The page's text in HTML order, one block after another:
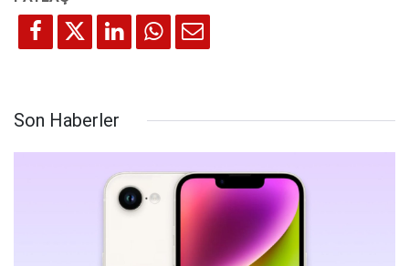
Son Haberler